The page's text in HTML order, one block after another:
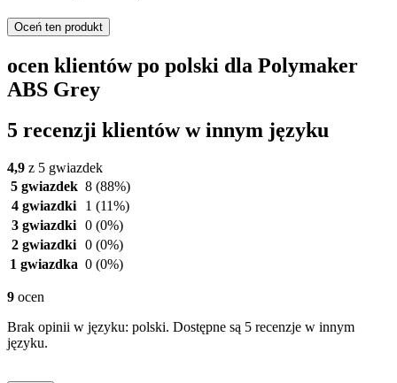
Oceń ten produkt
ocen klientów po polski dla Polymaker
ABS Grey
5 recenzji klientów w innym języku
4,9 z 5 gwiazdek
5 gwiazdek 8 (88%)
4 gwiazdki
1 (11%)
3 gwiazdki 0 (0%)
2 gwiazdki 0 (0%)
1 gwiazdka 0 (0%)
9 ocen
Brak opinii w języku: polski. Dostępne są 5 recenzje w innym
języku.